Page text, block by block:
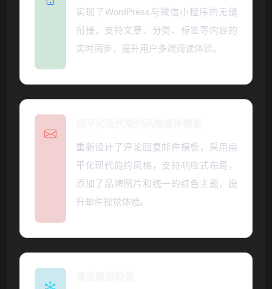
实现了WordPress与微信小程序的无缝
衔接，支持文章、分类、标签等内容的
实时同步，提升用户多端阅读体验。
重新设计了评论回复邮件模板，采用扁
平化现代简约风格，支持响应式布局，
添加了品牌图片和统一的红色主题，提
升邮件视觉体验。